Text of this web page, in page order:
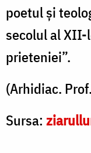
poetul și
secolul al XII-
prieteniei”.
(Arhidiac.
Sursa: